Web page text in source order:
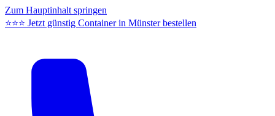
Zum Hauptinhalt springen
⭐⭐⭐ Jetzt günstig Container in Münster bestellen